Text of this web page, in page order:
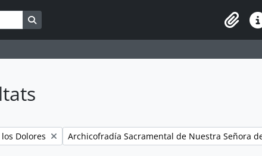
Search in browse page
Presse-
Dolores Remove filter:
Archicofradía Sacramental de Nuestra Señora